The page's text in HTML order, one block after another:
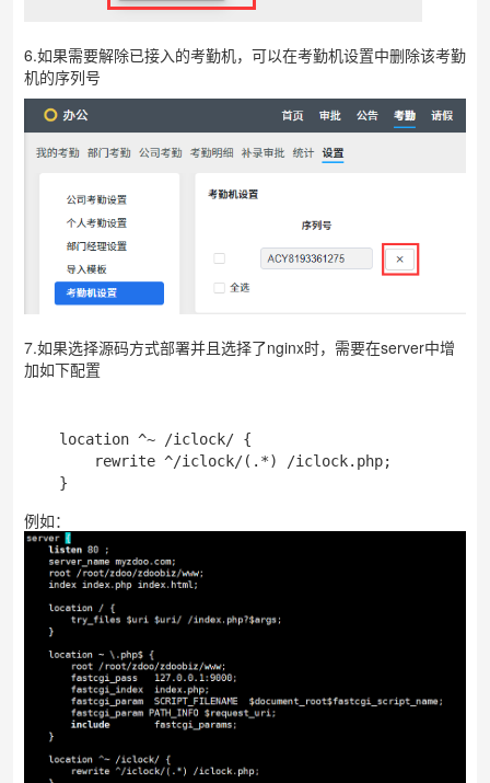
6.如果需要解除已接入的考勤机，可以在考勤机设置中删除该考勤
机的序列号
7.如果选择源码方式部署并且选择了nginx时，需要在server中增
加如下配置
    location ^~ /iclock/ {
        rewrite ^/iclock/(.*) /iclock.php;
    }
例如：